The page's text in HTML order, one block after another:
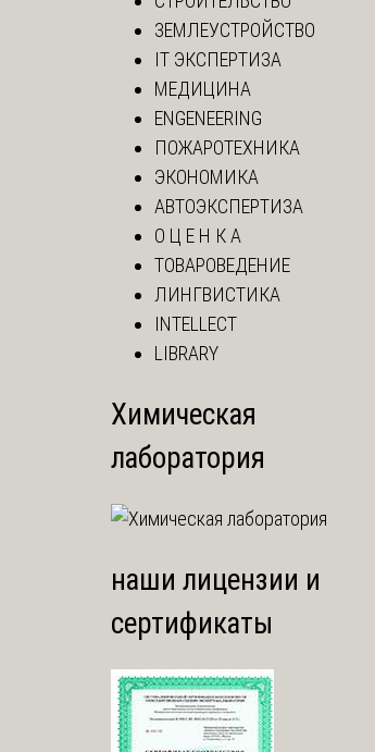
ЗЕМЛЕУСТРОЙСТВО
IT ЭКСПЕРТИЗА
МЕДИЦИНА
ENGENEERING
ПОЖАРОТЕХНИКА
ЭКОНОМИКА
АВТОЭКСПЕРТИЗА
О Ц Е Н К А
ТОВАРОВЕДЕНИЕ
ЛИНГВИСТИКА
INTELLECT
LIBRARY
Химическая
лаборатория
наши лицензии и
сертификаты